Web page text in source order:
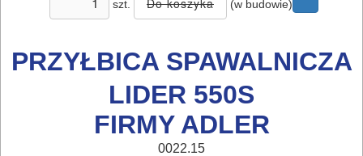
ELEKTRONARZĘDZIA
SIECIOWE
ELEKTRONARZĘDZIA
AKUMULATOROWE
szt. (w budowie)
PRZYŁBICA SPAWALNICZA
LIDER 550S
FIRMY ADLER
0022.15